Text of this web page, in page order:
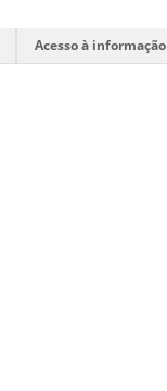
Acesso à informação